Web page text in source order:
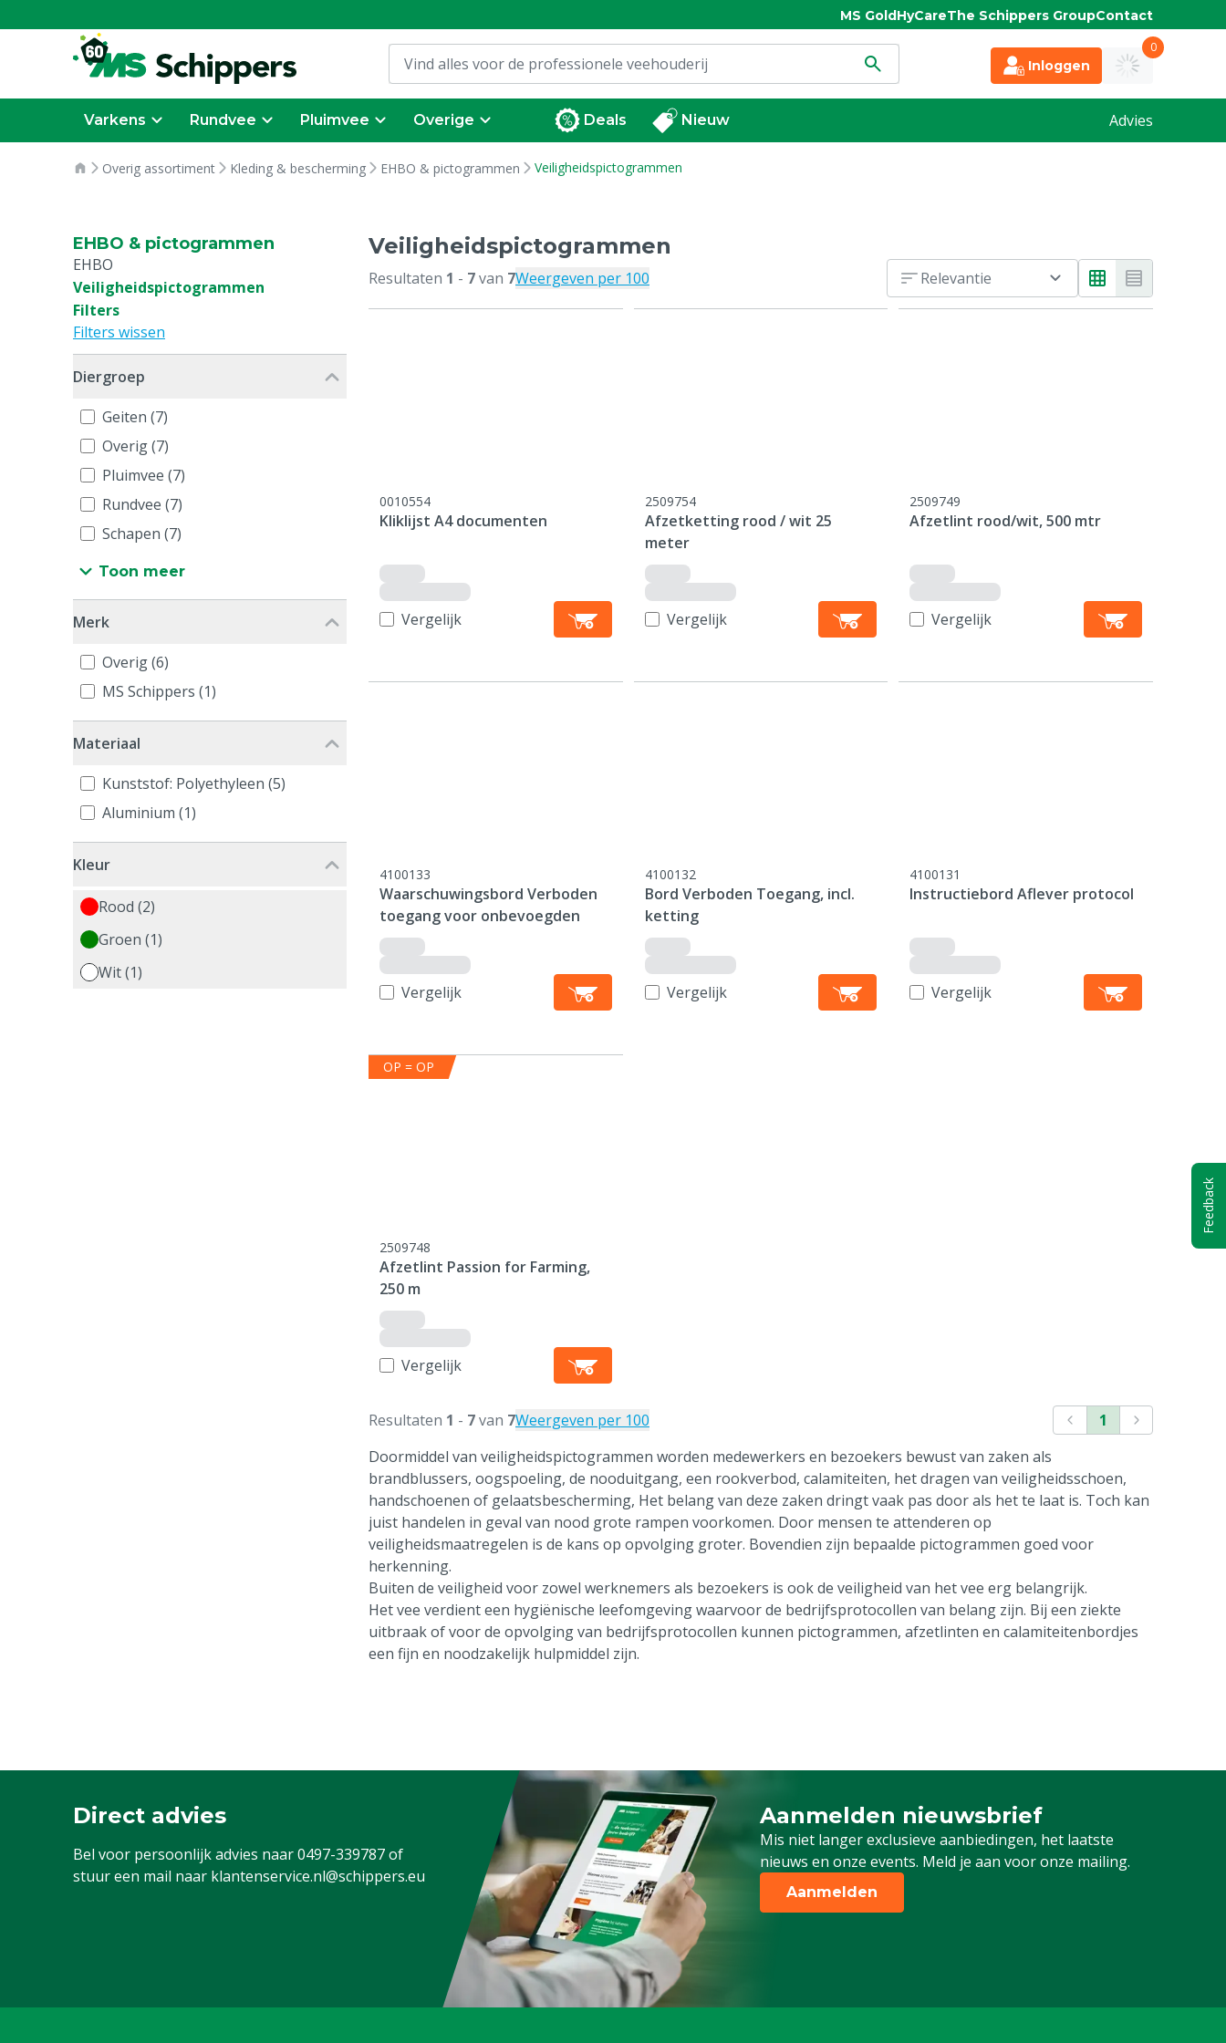
MS GoldHyCareThe Schippers GroupContact
Inloggen
0
Varkens Rundvee Pluimvee Overige Deals Nieuw Advies
Overig assortiment Kleding & bescherming EHBO & pictogrammen Veiligheidspictogrammen
EHBO & pictogrammen
EHBO
Veiligheidspictogrammen
Filters
Filters wissen
Diergroep
Geiten (7)
Overig (7)
Pluimvee (7)
Rundvee (7)
Schapen (7)
Toon meer
Merk
Overig (6)
MS Schippers (1)
Materiaal
Kunststof: Polyethyleen (5)
Aluminium (1)
Kleur
Rood (2)
Groen (1)
Wit (1)
Veiligheidspictogrammen
Resultaten 1 - 7van 7Weergeven per 100 Relevantie
0010554
Kliklijst A4 documenten
Vergelijk
2509754
Afzetketting rood / wit 25
meter
Vergelijk
2509749
Afzetlint rood/wit, 500 mtr
Vergelijk
4100133
Waarschuwingsbord Verboden
toegang voor onbevoegden
Vergelijk
4100132
Bord Verboden Toegang, incl.
ketting
Vergelijk
4100131
Instructiebord Aflever protocol
Vergelijk
OP = OP
2509748
Afzetlint Passion for Farming,
250 m
Vergelijk
Resultaten 1 - 7van 7Weergeven per 100
1
Doormiddel van veiligheidspictogrammen worden medewerkers en bezoekers bewust van zaken als
brandblussers, oogspoeling, de nooduitgang, een rookverbod, calamiteiten, het dragen van veiligheidsschoen,
handschoenen of gelaatsbescherming, Het belang van deze zaken dringt vaak pas door als het te laat is. Toch kan
juist handelen in geval van nood grote rampen voorkomen. Door mensen te attenderen op
veiligheidsmaatregelen is de kans op opvolging groter. Bovendien zijn bepaalde pictogrammen goed voor
herkenning.
Buiten de veiligheid voor zowel werknemers als bezoekers is ook de veiligheid van het vee erg belangrijk.
Het vee verdient een hygiënische leefomgeving waarvoor de bedrijfsprotocollen van belang zijn. Bij een ziekte
uitbraak of voor de opvolging van bedrijfsprotocollen kunnen pictogrammen, afzetlinten en calamiteitenbordjes
een fijn en noodzakelijk hulpmiddel zijn.
Direct advies
Bel voor persoonlijk advies naar0497-339787of
stuur een mail naar klantenservice.nl@schippers.eu
Aanmelden nieuwsbrief
Mis niet langer exclusieve aanbiedingen, het laatste
nieuws en onze events. Meld je aan voor onze mailing.
Schrijf je in voor onze nieuwsbrief
Aanmelden
Feedback